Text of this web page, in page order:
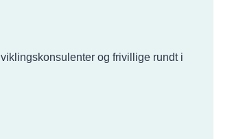
og frivillige rundt i